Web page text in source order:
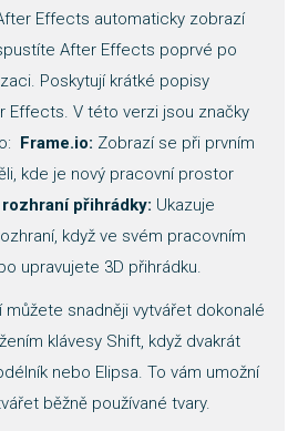
Effects automaticky zobrazí
After Effects poprvé po
Poskytují krátké popisy
Effects. V této verzi jsou značky
Frame.io: Zobrazí se při prvním
kde je nový pracovní prostor
přihrádky: Ukazuje
když ve svém pracovním
upravujete 3D přihrádku.
můžete snadněji vytvářet dokonalé
klávesy Shift, když dvakrát
nebo Elipsa. To vám umožní
běžně používané tvary.